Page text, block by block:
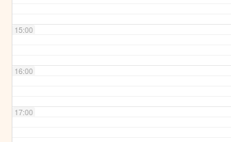
15:00
16:00
17:00